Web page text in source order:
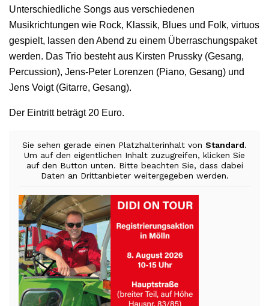
Unterschiedliche Songs aus verschiedenen
Musikrichtungen wie Rock, Klassik, Blues und Folk, virtuos
gespielt, lassen den Abend zu einem Überraschungspaket
werden. Das Trio besteht aus Kirsten Prussky (Gesang,
Percussion), Jens-Peter Lorenzen (Piano, Gesang) und
Jens Voigt (Gitarre, Gesang).
Der Eintritt beträgt 20 Euro.
Sie sehen gerade einen Platzhalterinhalt von Standard.
Um auf den eigentlichen Inhalt zuzugreifen, klicken Sie
auf den Button unten. Bitte beachten Sie, dass dabei
Daten an Drittanbieter weitergegeben werden.